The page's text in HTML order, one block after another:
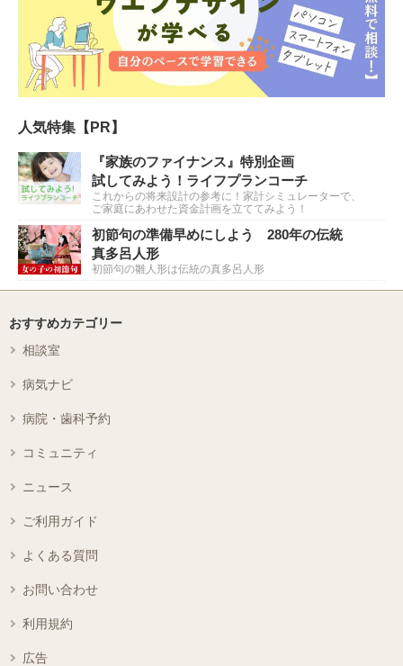
人気特集【PR】
『家族のファイナンス』特別企画
試してみよう！ライフプランコーチ
これからの将来設計の参考に！家計シミュレーターで、
ご家庭にあわせた資金計画を立ててみよう！
初節句の準備早めにしよう 280年の伝統
真多呂人形
初節句の雛人形は伝統の真多呂人形
おすすめカテゴリー
相談室
病気ナビ
病院・歯科予約
コミュニティ
ニュース
ご利用ガイド
よくある質問
お問い合わせ
利用規約
広告